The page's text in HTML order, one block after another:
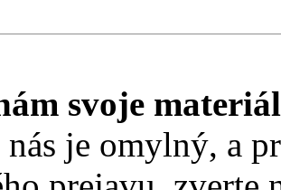
svoje
je omylný, a